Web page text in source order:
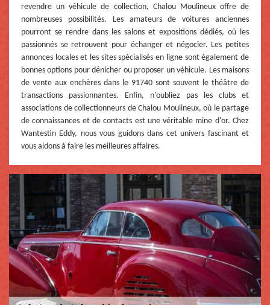
revendre un véhicule de collection, Chalou Moulineux offre de
nombreuses possibilités. Les amateurs de voitures anciennes
pourront se rendre dans les salons et expositions dédiés, où les
passionnés se retrouvent pour échanger et négocier. Les petites
annonces locales et les sites spécialisés en ligne sont également de
bonnes options pour dénicher ou proposer un véhicule. Les maisons
de vente aux enchères dans le 91740 sont souvent le théâtre de
transactions passionnantes. Enfin, n'oubliez pas les clubs et
associations de collectionneurs de Chalou Moulineux, où le partage
de connaissances et de contacts est une véritable mine d'or. Chez
Wantestin Eddy, nous vous guidons dans cet univers fascinant et
vous aidons à faire les meilleures affaires.